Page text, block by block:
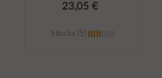
23,05 €
Stocks (5)